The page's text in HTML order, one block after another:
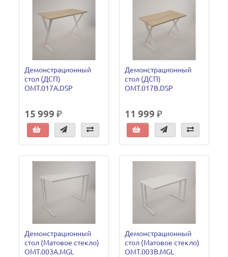
Демонстрационный
стол (ДСП)
OMT.017A.DSP
15 999 ₽
Демонстрационный
стол (ДСП)
OMT.017B.DSP
11 999 ₽
Демонстрационный
стол (Матовое стекло)
OMT.003A.MGL
Демонстрационный
стол (Матовое стекло)
OMT.003B.MGL